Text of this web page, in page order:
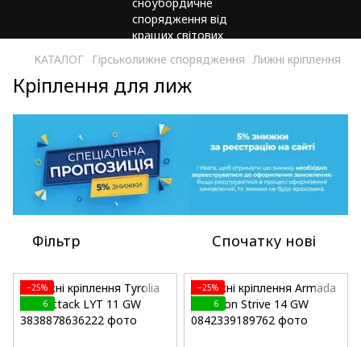
КАТАЛОГ Гірськолижне спорядження Лижні кріплення
Кріплення для лиж
Фільтр Спочатку нові
−25%
6
−25%
6